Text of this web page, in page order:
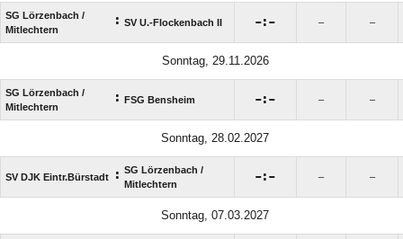
SG Lörzenbach /​
Mitlechtern
: SV U.-Flockenbach II : – –
Sonntag, 29.11.2026
SG Lörzenbach /​
Mitlechtern
: FSG Bensheim : – –
Sonntag, 28.02.2027
SV DJK Eintr.Bürstadt : SG Lörzenbach /​
Mitlechtern
: – –
Sonntag, 07.03.2027